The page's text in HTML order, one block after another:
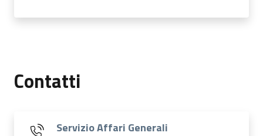
Contatti
Servizio Affari Generali